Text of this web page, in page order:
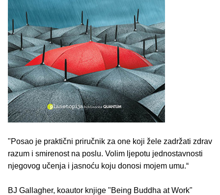
"Posao je praktični priručnik za one koji žele zadržati zdrav
razum i smirenost na poslu. Volim ljepotu jednostavnosti
njegovog učenja i jasnoću koju donosi mojem umu.“
BJ Gallagher, koautor knjige "Being Buddha at Work"